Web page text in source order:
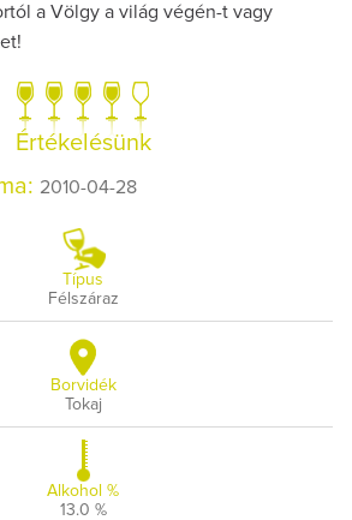
a Völgy a világ végén-t vagy
Értékelésünk
2010-04-28
Típus
Félszáraz
Borvidék
Tokaj
Alkohol %
13.0 %